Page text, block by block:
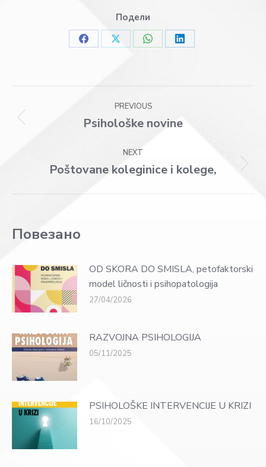
Подели
Share
Facebook
Share
Share
Share
navigation
PREVIOUS
Previous
Psihološke novine
NEXT
Next
Poštovane koleginice i kolege,
Повезано
OD SKORA DO SMISLA, petofaktorski
model ličnosti i psihopatologija
27/04/2026
RAZVOJNA PSIHOLOGIJA
05/11/2025
PSIHOLOŠKE INTERVENCIJE U KRIZI
16/10/2025